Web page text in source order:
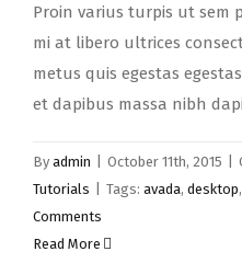
Proin varius turpis ut sem
mi at libero ultrices
metus quis egestas
et dapibus massa nibh
By admin October 11th, 2015
Tutorials
Tags: avada, desktop,
Comments
Read More